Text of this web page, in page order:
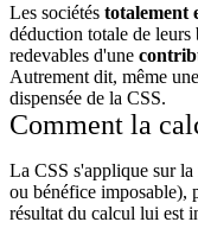
Les sociétés totalement
déduction totale de
redevables d'une
Autrement dit, même
dispensée de la CSS.
Comment la
La CSS s'applique sur
ou bénéfice imposable),
résultat du calcul lui est